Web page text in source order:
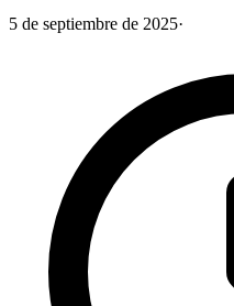
5 de septiembre de 2025·